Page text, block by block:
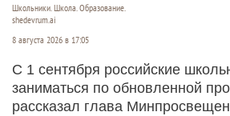
Школьники. Школа. Образование.
shedevrum.ai
8 августа 2026 в 17:05
С 1 сентября российские
заниматься по обновленной
рассказал глава